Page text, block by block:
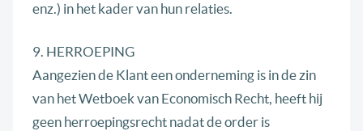
enz.) in het kader van hun relaties.
9. HERROEPING
Aangezien de Klant een onderneming is in de zin
van het Wetboek van Economisch Recht, heeft hij
geen herroepingsrecht nadat de order is